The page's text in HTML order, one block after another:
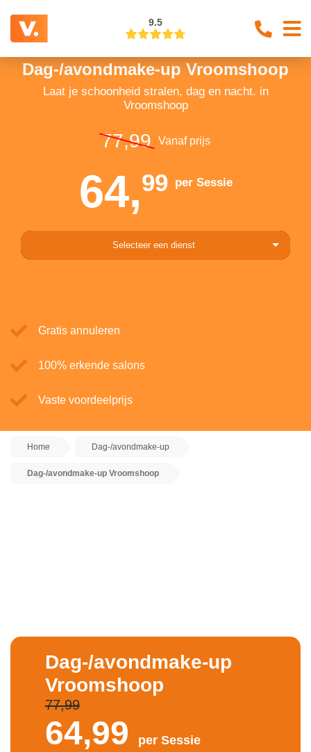
9.5
Dag-/avondmake-up Vroomshoop
Laat je schoonheid stralen, dag en nacht. in
Vroomshoop
77,99 Vanaf prijs
64,99per Sessie
Selecteer een dienst
Gratis annuleren
100% erkende salons
Vaste voordeelprijs
Home Dag-/avondmake-up
Dag-/avondmake-up Vroomshoop
Dag-/avondmake-up
Vroomshoop
77,99
64,99 per Sessie